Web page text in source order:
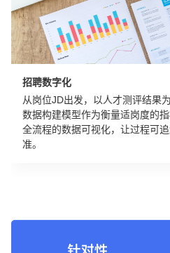
招聘数字化
从岗位JD出发，以人才测评结果
数据构建模型作为衡量适岗度的
全流程的数据可视化，让过程可
准。